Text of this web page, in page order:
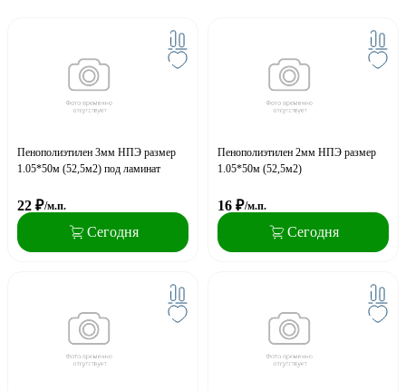
Пенополиэтилен 3мм НПЭ размер
1.05*50м (52,5м2) под ламинат
22 ₽/м.п.
Сегодня
Пенополиэтилен 2мм НПЭ размер
1.05*50м (52,5м2)
16 ₽/м.п.
Сегодня